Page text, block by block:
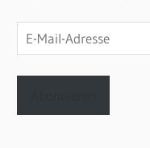
E-
Mail-
Adresse